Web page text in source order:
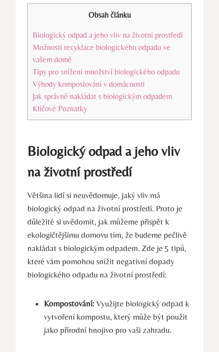
Obsah článku
Biologický odpad a jeho vliv na životní prostředí
Možnosti recyklace biologického odpadu ve
vašem domě
Tipy pro snížení množství biologického odpadu
Výhody kompostování v domácnosti
Jak správně nakládat s biologickým odpadem
Klíčové Poznatky
Biologický odpad a jeho vliv
na životní prostředí
Většina lidí si neuvědomuje, jaký vliv má
biologický odpad na životní prostředí. Proto je
důležité si uvědomit, jak můžeme přispět k
ekologičtějšímu domovu tím, že budeme pečlivě
nakládat s biologickým odpadem. Zde je 5 tipů,
které vám pomohou snížit negativní dopady
biologického odpadu na životní prostředí:
Kompostování: Využijte biologický odpad k
vytvoření kompostu, který může být použit
jako přírodní hnojivo pro vaši zahradu.